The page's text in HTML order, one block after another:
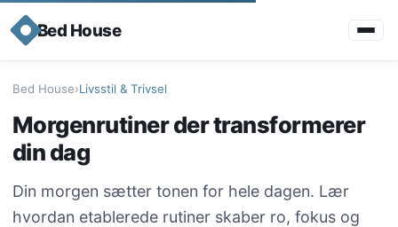
Bed House
Bed House›Livsstil & Trivsel
Morgenrutiner der transformerer
din dag
Din morgen sætter tonen for hele dagen. Lær
hvordan etablerede rutiner skaber ro, fokus og